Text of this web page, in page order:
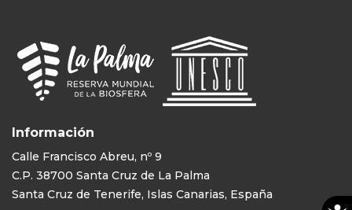
Información
Calle Francisco Abreu, nº 9
C.P. 38700 Santa Cruz de La Palma
Santa Cruz de Tenerife, Islas Canarias, España